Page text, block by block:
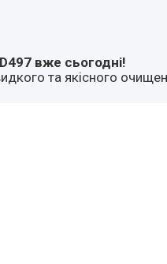
вже сьогодні!
та якісного